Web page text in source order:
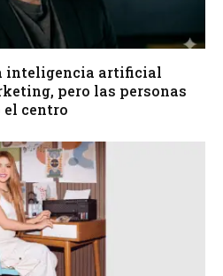
inteligencia artificial
pero las personas
el centro